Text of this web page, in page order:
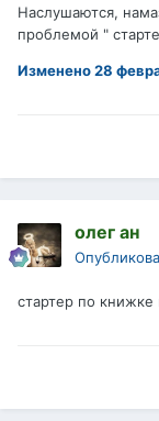
Наслушаются,
проблемой "
Изменено28
олег ан
стартер по